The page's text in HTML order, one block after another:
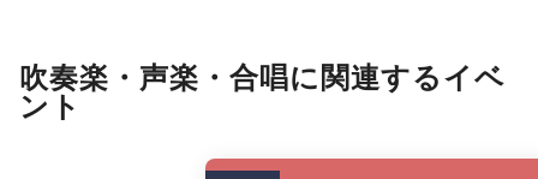
吹奏楽・声楽・合唱に関連するイベ
ント